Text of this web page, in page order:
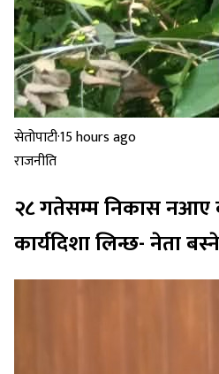
सेतोपाटी·15 hours ago
राजनीति
२८ गतेसम्म निकास नआए
कार्यदिशा लिन्छ- नेता